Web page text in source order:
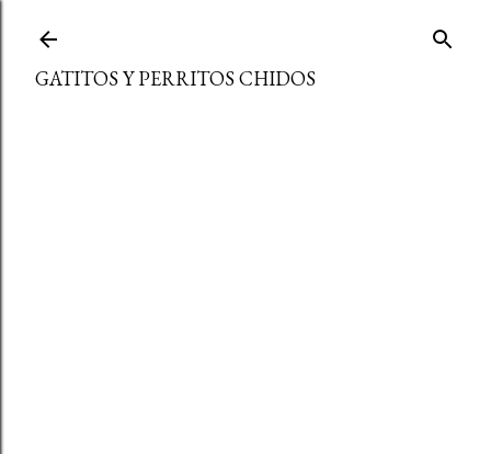
GATITOS Y PERRITOS CHIDOS